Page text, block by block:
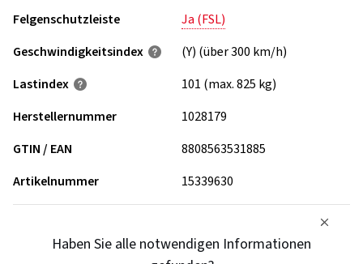
Felgenschutzleiste
Ja (FSL)
Geschwindigkeits­index
(Y) (über 300 km/h)
Lastindex
101 (max. 825 kg)
Herstellernummer
1028179
GTIN / EAN
8808563531885
Artikelnummer
15339630
Haben Sie alle notwendigen Informationen